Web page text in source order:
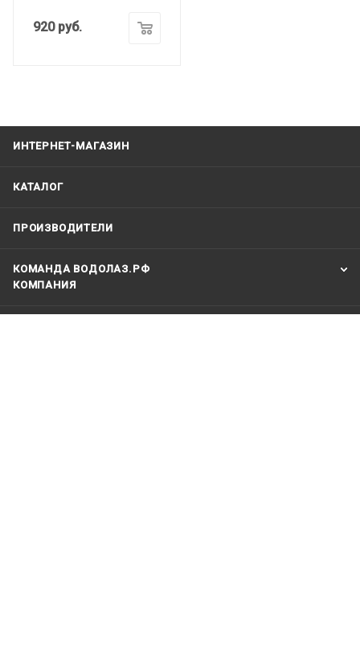
920руб.
ИНТЕРНЕТ-МАГАЗИН
КАТАЛОГ
ПРОИЗВОДИТЕЛИ
КОМАНДА ВОДОЛАЗ.РФ
КОМПАНИЯ